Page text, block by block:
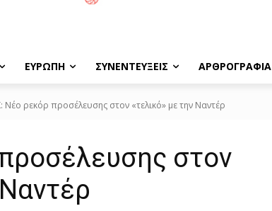
ΕΥΡΩΠΗ ΣΥΝΕΝΤΕΥΞΕΙΣ ΑΡΘΡΟΓΡΑΦΙΑ
Νέο ρεκόρ προσέλευσης στον «τελικό» με την Ναντέρ
στον